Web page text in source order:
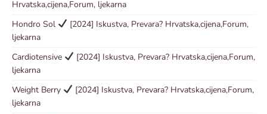
Hrvatska,cijena,Forum, ljekarna
Hondro Sol
[2024] Iskustva, Prevara? Hrvatska,cijena,Forum,
ljekarna
Cardiotensive
[2024] Iskustva, Prevara? Hrvatska,cijena,Forum,
ljekarna
Weight Berry
[2024] Iskustva, Prevara? Hrvatska,cijena,Forum,
ljekarna